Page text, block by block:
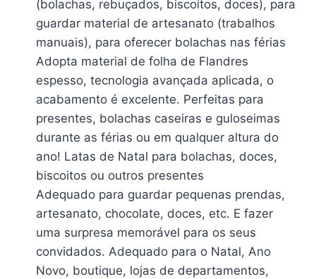
(bolachas, rebuçados, biscoitos, doces), para
guardar material de artesanato (trabalhos
manuais), para oferecer bolachas nas férias
Adopta material de folha de Flandres
espesso, tecnologia avançada aplicada, o
acabamento é excelente. Perfeitas para
presentes, bolachas caseiras e guloseimas
durante as férias ou em qualquer altura do
ano! Latas de Natal para bolachas, doces,
biscoitos ou outros presentes
Adequado para guardar pequenas prendas,
artesanato, chocolate, doces, etc. E fazer
uma surpresa memorável para os seus
convidados. Adequado para o Natal, Ano
Novo, boutique, lojas de departamentos,